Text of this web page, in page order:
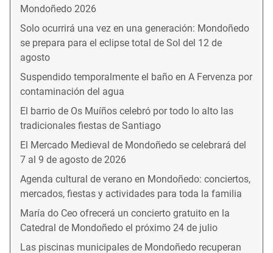
Mondoñedo 2026
Solo ocurrirá una vez en una generación: Mondoñedo
se prepara para el eclipse total de Sol del 12 de
agosto
Suspendido temporalmente el baño en A Fervenza por
contaminación del agua
El barrio de Os Muíños celebró por todo lo alto las
tradicionales fiestas de Santiago
El Mercado Medieval de Mondoñedo se celebrará del
7 al 9 de agosto de 2026
Agenda cultural de verano en Mondoñedo: conciertos,
mercados, fiestas y actividades para toda la familia
María do Ceo ofrecerá un concierto gratuito en la
Catedral de Mondoñedo el próximo 24 de julio
Las piscinas municipales de Mondoñedo recuperan